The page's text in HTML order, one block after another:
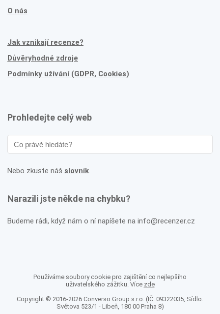
O nás
Jak vznikají recenze?
Důvěryhodné zdroje
Podmínky užívání (GDPR, Cookies)
Prohledejte celý web
Nebo zkuste náš slovník.
Narazili jste někde na chybku?
Budeme rádi, když nám o ní napíšete na info@recenzer.cz
Používáme soubory cookie pro zajištění co nejlepšího
uživatelského zážitku. Více zde
Copyright © 2016-2026 Converso Group s.r.o. (IČ: 09322035, Sídlo:
Světova 523/1 - Libeň, 180 00 Praha 8)